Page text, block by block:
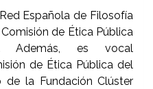
Española de Filosofía
de Ética Pública
Además, es vocal
de Ética Pública del
de la Fundación Clúster